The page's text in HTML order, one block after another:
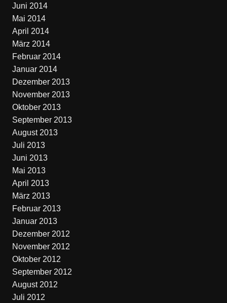
Juni 2014
Mai 2014
April 2014
März 2014
Februar 2014
Januar 2014
Dezember 2013
November 2013
Oktober 2013
September 2013
August 2013
Juli 2013
Juni 2013
Mai 2013
April 2013
März 2013
Februar 2013
Januar 2013
Dezember 2012
November 2012
Oktober 2012
September 2012
August 2012
Juli 2012